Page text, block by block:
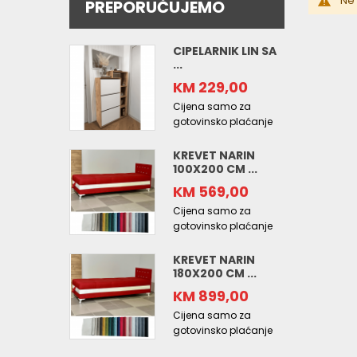
PREPORUČUJEMO
CIPELARNIK LIN SA
...
KM 229,00
Cijena samo za
gotovinsko plaćanje
KREVET NARIN
100X200 CM ...
KM 569,00
Cijena samo za
gotovinsko plaćanje
KREVET NARIN
180X200 CM ...
KM 899,00
Cijena samo za
gotovinsko plaćanje